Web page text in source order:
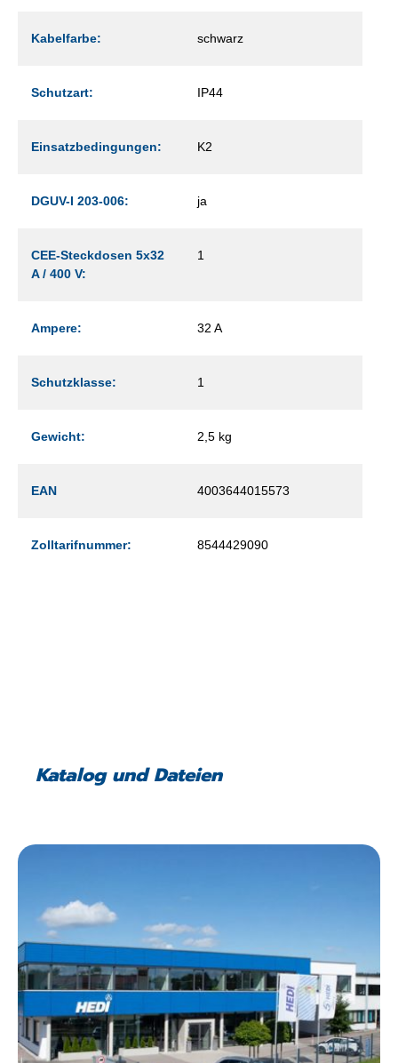
Kabelfarbe: schwarz
Schutzart: IP44
Einsatzbedingungen: K2
DGUV-I 203-006: ja
CEE-Steckdosen 5x32
A / 400 V:
1
Ampere: 32 A
Schutzklasse: 1
Gewicht: 2,5 kg
EAN 4003644015573
Zolltarifnummer: 8544429090
Katalog und Dateien